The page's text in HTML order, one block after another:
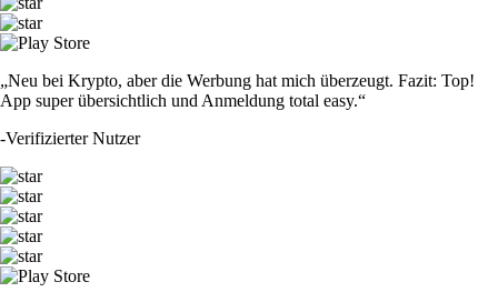
„Neu bei Krypto, aber die Werbung hat mich überzeugt. Fazit: Top!
App super übersichtlich und Anmeldung total easy.“
-Verifizierter Nutzer